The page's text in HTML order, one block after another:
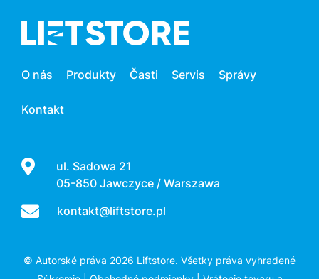
O nás Produkty Časti Servis Správy
Kontakt
ul. Sadowa 21
05-850 Jawczyce / Warszawa
kontakt@liftstore.pl
© Autorské práva 2026 Liftstore. Všetky práva vyhradené